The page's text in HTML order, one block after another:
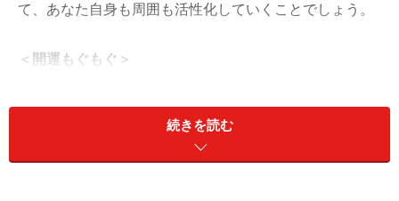
て、あなた自身も周囲も活性化していくことでしょう。
＜開運もぐもぐ＞
ー”を使います。おすすめはさまざまな海の幸が楽しめる
「お寿司」です。特に回転寿司は、お寿司が常に流れて
回転していますので、その動きからも水のパワーを取り
続きを読む